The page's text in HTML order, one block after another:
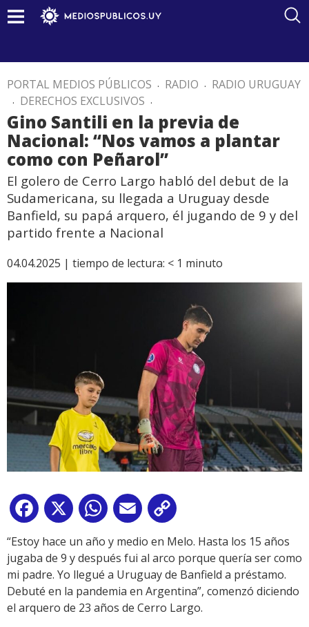
PORTAL MEDIOS PÚBLICOS . RADIO . RADIO URUGUAY
. DERECHOS EXCLUSIVOS .
Gino Santili en la previa de
Nacional: “Nos vamos a plantar
como con Peñarol”
El golero de Cerro Largo habló del debut de la
Sudamericana, su llegada a Uruguay desde
Banfield, su papá arquero, él jugando de 9 y del
partido frente a Nacional
04.04.2025 | tiempo de lectura: < 1 minuto
Facebook
X WhatsApp
Email
Link
“Estoy hace un año y medio en Melo. Hasta los 15 años
jugaba de 9 y después fui al arco porque quería ser como
mi padre. Yo llegué a Uruguay de Banfield a préstamo.
Debuté en la pandemia en Argentina”, comenzó diciendo
el arquero de 23 años de Cerro Largo.